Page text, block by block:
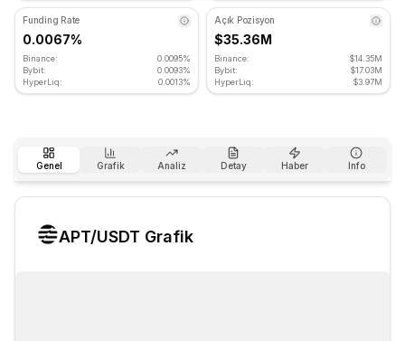
Funding Rate
0.0067%
Binance:
0.0095%
Bybit:
0.0093%
HyperLiq:
0.0013%
Açık Pozisyon
$35.36M
Binance:
$14.35M
Bybit:
$17.03M
HyperLiq:
$3.97M
Genel Grafik Analiz Detay Haber Info
APT/USDT Grafik